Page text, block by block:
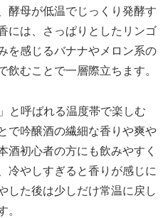
酵母が低温でじっくり発酵す
には、さっぱりとしたリンゴ
を感じるバナナやメロン系の
飲むことで一層際立ちます。
と呼ばれる温度帯で楽しむ
で吟醸酒の繊細な香りや爽や
酒初心者の方にも飲みやすく
冷やしすぎると香りが感じに
した後は少しだけ常温に戻し
。